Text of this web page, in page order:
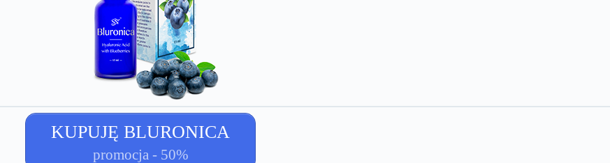
KUPUJĘ BLURONICA
promocja - 50%